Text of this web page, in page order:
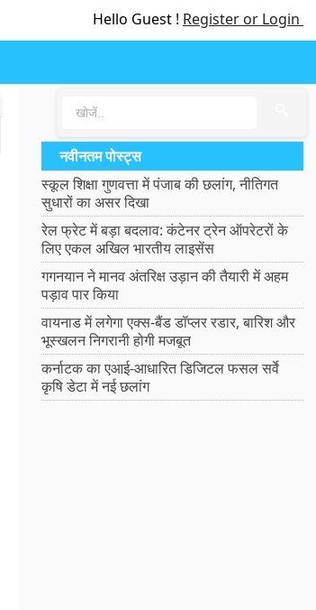
Hello Guest ! Register or Login
नवीनतम पोस्ट्स
स्कूल शिक्षा गुणवत्ता में पंजाब की छलांग, नीतिगत
सुधारों का असर दिखा
रेल फ्रेट में बड़ा बदलाव: कंटेनर ट्रेन ऑपरेटरों के
लिए एकल अखिल भारतीय लाइसेंस
गगनयान ने मानव अंतरिक्ष उड़ान की तैयारी में अहम
पड़ाव पार किया
वायनाड में लगेगा एक्स-बैंड डॉप्लर रडार, बारिश और
भूस्खलन निगरानी होगी मजबूत
कर्नाटक का एआई-आधारित डिजिटल फसल सर्वे
कृषि डेटा में नई छलांग